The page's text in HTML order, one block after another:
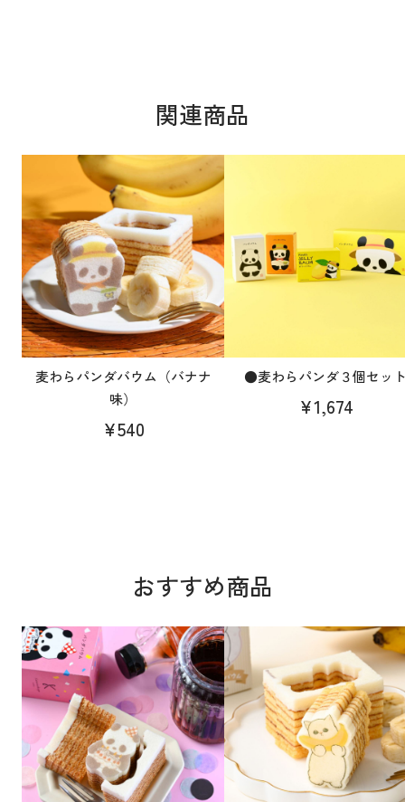
関連商品
麦わらパンダバウム（バナナ
味）
¥540
●麦わらパンダ３個セッ
¥1,674
おすすめ商品